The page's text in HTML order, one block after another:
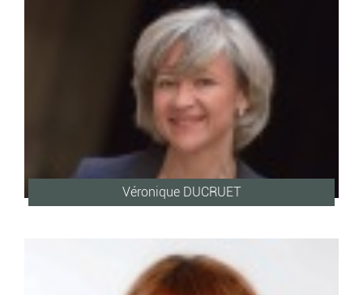
Véronique DUCRUET